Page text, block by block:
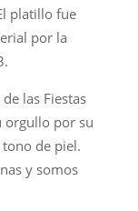
platillo fue
por la
las Fiestas
orgullo por su
de piel.
y somos